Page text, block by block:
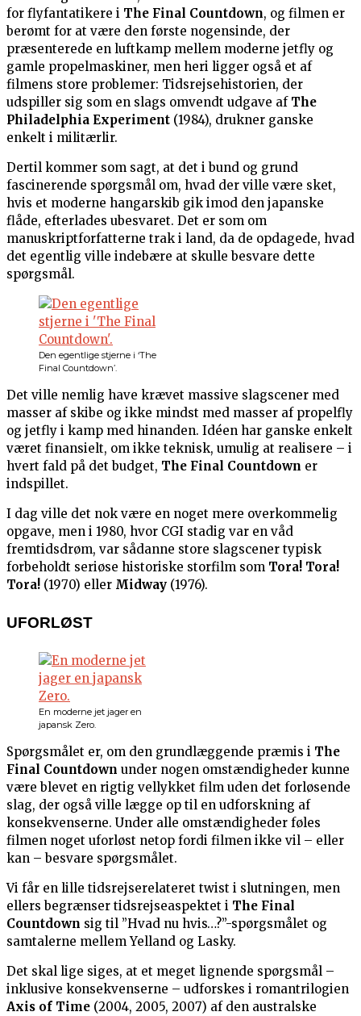
for flyfantatikere i The Final Countdown, og filmen er
berømt for at være den første nogensinde, der
præsenterede en luftkamp mellem moderne jetfly og
gamle propelmaskiner, men heri ligger også et af
filmens store problemer: Tidsrejsehistorien, der
udspiller sig som en slags omvendt udgave af The
Philadelphia Experiment (1984), drukner ganske
enkelt i militærlir.
Dertil kommer som sagt, at det i bund og grund
fascinerende spørgsmål om, hvad der ville være sket,
hvis et moderne hangarskib gik imod den japanske
flåde, efterlades ubesvaret. Det er som om
manuskriptforfatterne trak i land, da de opdagede, hvad
det egentlig ville indebære at skulle besvare dette
spørgsmål.
Den egentlige stjerne i ‘The
Final Countdown’.
Det ville nemlig have krævet massive slagscener med
masser af skibe og ikke mindst med masser af propelfly
og jetfly i kamp med hinanden. Idéen har ganske enkelt
været finansielt, om ikke teknisk, umulig at realisere – i
hvert fald på det budget, The Final Countdown er
indspillet.
I dag ville det nok være en noget mere overkommelig
opgave, men i 1980, hvor CGI stadig var en våd
fremtidsdrøm, var sådanne store slagscener typisk
forbeholdt seriøse historiske storfilm som Tora! Tora!
Tora! (1970) eller Midway (1976).
UFORLØST
En moderne jet jager en
japansk Zero.
Spørgsmålet er, om den grundlæggende præmis i The
Final Countdown under nogen omstændigheder kunne
være blevet en rigtig vellykket film uden det forløsende
slag, der også ville lægge op til en udforskning af
konsekvenserne. Under alle omstændigheder føles
filmen noget uforløst netop fordi filmen ikke vil – eller
kan – besvare spørgsmålet.
Vi får en lille tidsrejserelateret twist i slutningen, men
ellers begrænser tidsrejseaspektet i The Final
Countdown sig til ”Hvad nu hvis…?”-spørgsmålet og
samtalerne mellem Yelland og Lasky.
Det skal lige siges, at et meget lignende spørgsmål –
inklusive konsekvenserne – udforskes i romantrilogien
Axis of Time (2004, 2005, 2007) af den australske